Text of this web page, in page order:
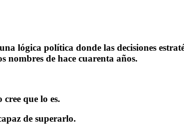
lógica política donde las decisiones
nombres de hace cuarenta años.
que lo es.
de superarlo.